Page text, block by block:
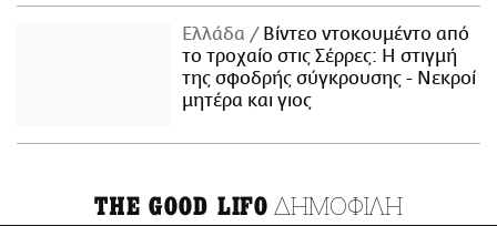
Ελλάδα
Βίντεο ντοκουμέντο από
το τροχαίο στις Σέρρες: Η στιγμή
της σφοδρής σύγκρουσης - Νεκροί
μητέρα και γιος
THE GOOD LIFO ΔΗΜΟΦΙΛΗ